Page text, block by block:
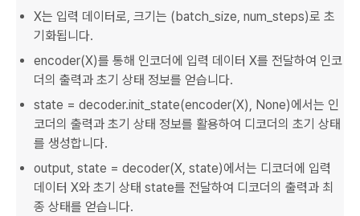
X는 입력 데이터로, 크기는 (batch_size, num_steps)로 초
기화됩니다.
encoder(X)를 통해 인코더에 입력 데이터 X를 전달하여 인코
더의 출력과 초기 상태 정보를 얻습니다.
state = decoder.init_state(encoder(X), None)에서는 인
코더의 출력과 초기 상태 정보를 활용하여 디코더의 초기 상태
를 생성합니다.
output, state = decoder(X, state)에서는 디코더에 입력
데이터 X와 초기 상태 state를 전달하여 디코더의 출력과 최
종 상태를 얻습니다.